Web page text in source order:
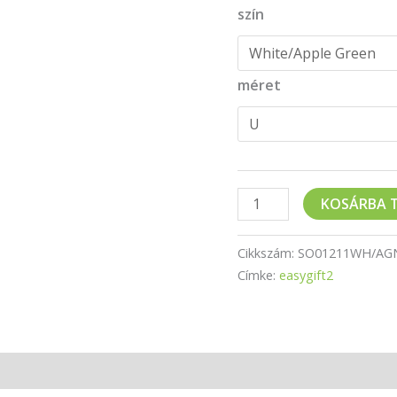
szín
méret
KOSÁRBA
Cikkszám: SO01211WH/
Címke: easygift2